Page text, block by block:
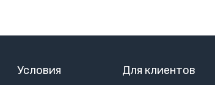
Условия Для клиентов